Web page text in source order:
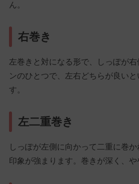
ん。
右巻き
左巻きと対になる形で、しっぽが
ンのひとつで、左右どちらが良い
す。
左二重巻き
しっぽが左側に向かって二重に巻
印象が強まります。巻きが深く、